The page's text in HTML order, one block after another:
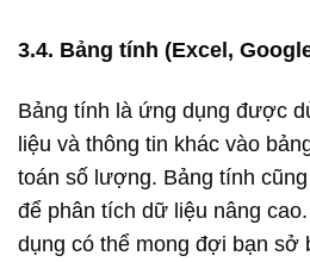
3.4. Bảng tính (Excel,
Bảng tính là ứng dụng được
liệu và thông tin khác vào
toán số lượng. Bảng tính
để phân tích dữ liệu nâng
dụng có thể mong đợi bạn sở